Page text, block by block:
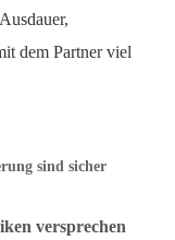
dem Partner viel
sind sicher
versprechen